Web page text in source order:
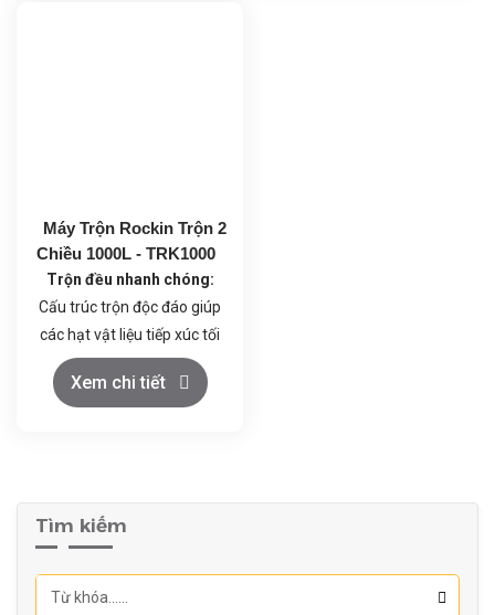
Máy Trộn Rockin Trộn 2
Chiều 1000L - TRK1000
Trộn đều nhanh chóng:
Cấu trúc trộn độc đáo giúp
các hạt vật liệu tiếp xúc tối
đa, đảm bảo hỗn hợp đồng
nhất trong thời gian ngắn.
Chất liệu cao cấp:Thùng
trộn làm bằng inox 304,
Xem chi tiết
Tìm kiếm